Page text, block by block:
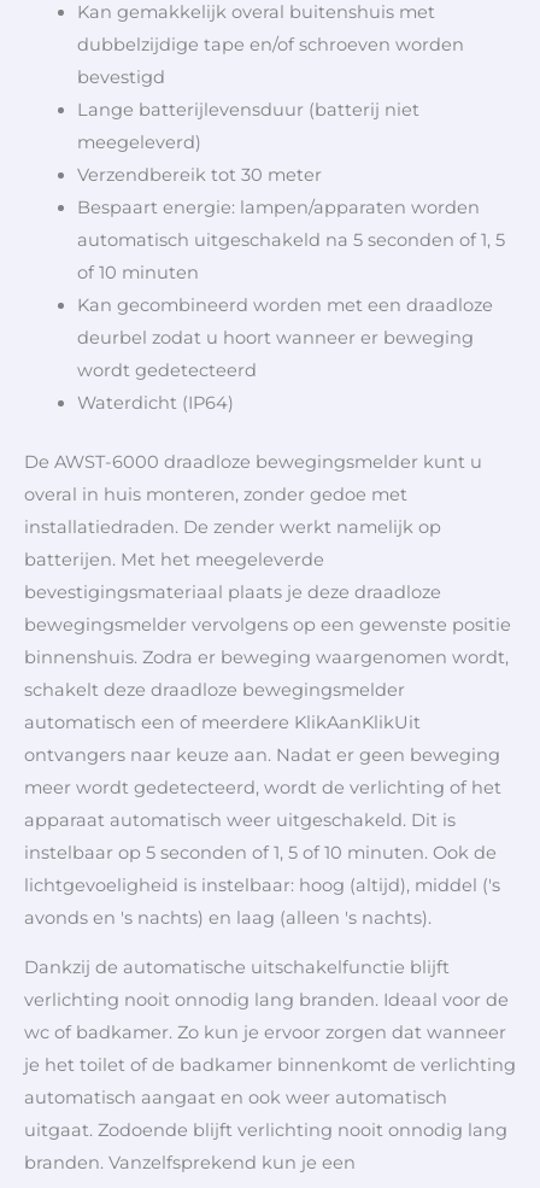
Kan gemakkelijk overal buitenshuis met
dubbelzijdige tape en/of schroeven worden
bevestigd
Lange batterijlevensduur (batterij niet
meegeleverd)
Verzendbereik tot 30 meter
Bespaart energie: lampen/apparaten worden
automatisch uitgeschakeld na 5 seconden of 1, 5
of 10 minuten
Kan gecombineerd worden met een draadloze
deurbel zodat u hoort wanneer er beweging
wordt gedetecteerd
Waterdicht (IP64)
De AWST-6000 draadloze bewegingsmelder kunt u
overal in huis monteren, zonder gedoe met
installatiedraden. De zender werkt namelijk op
batterijen. Met het meegeleverde
bevestigingsmateriaal plaats je deze draadloze
bewegingsmelder vervolgens op een gewenste positie
binnenshuis. Zodra er beweging waargenomen wordt,
schakelt deze draadloze bewegingsmelder
automatisch een of meerdere KlikAanKlikUit
ontvangers naar keuze aan. Nadat er geen beweging
meer wordt gedetecteerd, wordt de verlichting of het
apparaat automatisch weer uitgeschakeld. Dit is
instelbaar op 5 seconden of 1, 5 of 10 minuten. Ook de
lichtgevoeligheid is instelbaar: hoog (altijd), middel ('s
avonds en 's nachts) en laag (alleen 's nachts).
Dankzij de automatische uitschakelfunctie blijft
verlichting nooit onnodig lang branden. Ideaal voor de
wc of badkamer. Zo kun je ervoor zorgen dat wanneer
je het toilet of de badkamer binnenkomt de verlichting
automatisch aangaat en ook weer automatisch
uitgaat. Zodoende blijft verlichting nooit onnodig lang
branden. Vanzelfsprekend kun je een